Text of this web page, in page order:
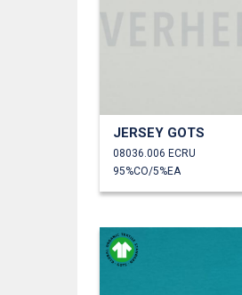
JERSEY GOTS
08036.006 ECRU
95%CO/5%EA